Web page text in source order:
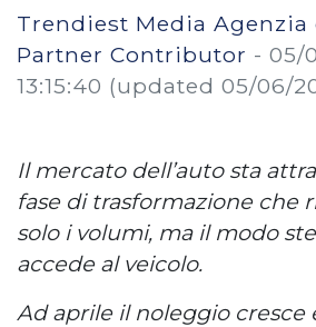
Trendiest Media Agenzia
Partner Contributor - 05/
13:15:40 (updated 05/06/
Il mercato dell’auto sta
fase di trasformazione che
solo i volumi, ma il modo
accede al veicolo.
Ad aprile il noleggio cresce